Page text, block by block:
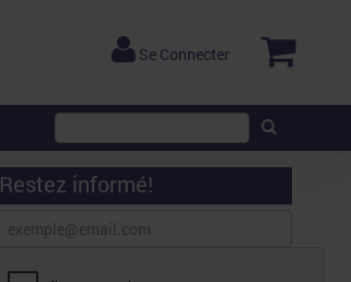
Se Connecter
Restez informé!